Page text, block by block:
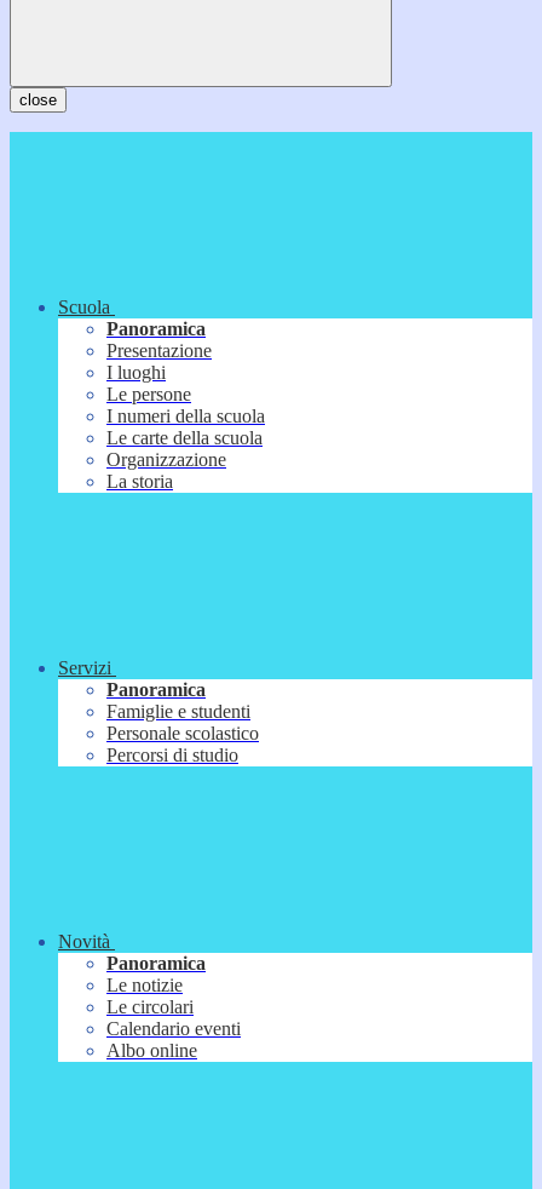
close
Scuola
Panoramica
Presentazione
I luoghi
Le persone
I numeri della scuola
Le carte della scuola
Organizzazione
La storia
Servizi
Panoramica
Famiglie e studenti
Personale scolastico
Percorsi di studio
Novità
Panoramica
Le notizie
Le circolari
Calendario eventi
Albo online